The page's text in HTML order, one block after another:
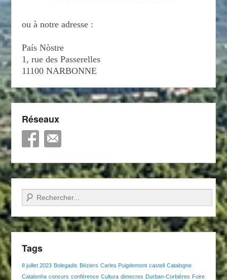
ou à notre adresse :
País Nòstre
1, rue des Passerelles
11100 NARBONNE
Réseaux
Recherche
Tags
8 juillet 2023 Bolegadis Béziers Carles Puigdemont castell Catalogne
Catalonha concurs conférence Cultura dimecres Durban-Corbières Foire